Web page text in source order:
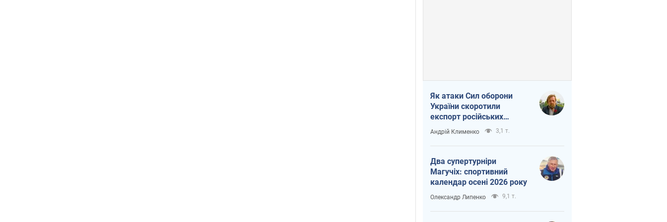
Як атаки Сил оборони
України скоротили
експорт російських
нафтопродуктів
Андрій Клименко 3,1 т.
Два супертурніри
Магучіх: спортивний
календар осені 2026 року
Олександр Липенко 9,1 т.